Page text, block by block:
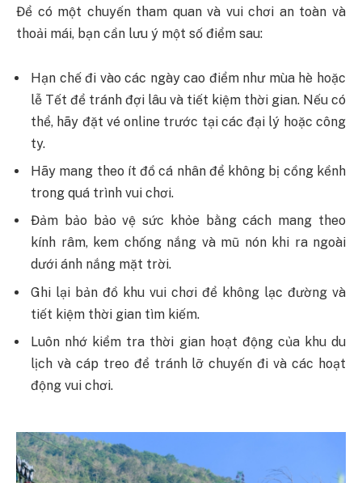
Để có một chuyến tham quan và vui chơi an toàn và
thoải mái, bạn cần lưu ý một số điểm sau:
Hạn chế đi vào các ngày cao điểm như mùa hè hoặc
lễ Tết để tránh đợi lâu và tiết kiệm thời gian. Nếu có
thể, hãy đặt vé online trước tại các đại lý hoặc công
ty.
Hãy mang theo ít đồ cá nhân để không bị cồng kềnh
trong quá trình vui chơi.
Đảm bảo bảo vệ sức khỏe bằng cách mang theo
kính râm, kem chống nắng và mũ nón khi ra ngoài
dưới ánh nắng mặt trời.
Ghi lại bản đồ khu vui chơi để không lạc đường và
tiết kiệm thời gian tìm kiếm.
Luôn nhớ kiểm tra thời gian hoạt động của khu du
lịch và cáp treo để tránh lỡ chuyến đi và các hoạt
động vui chơi.